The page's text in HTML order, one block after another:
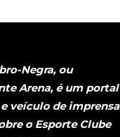
Negra, ou
Arena, é um portal
veículo de imprensa
o Esporte Clube